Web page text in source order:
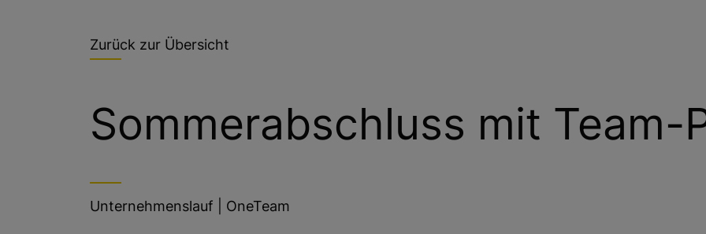
Zurück zur Übersicht
Sommerabschluss mit Team-
Unternehmenslauf OneTeam